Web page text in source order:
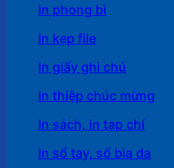
In phong bì
In kẹp file
In giấy ghi chú
In thiệp chúc mừng
In sách, in tạp chí
In sổ tay, sổ bìa da